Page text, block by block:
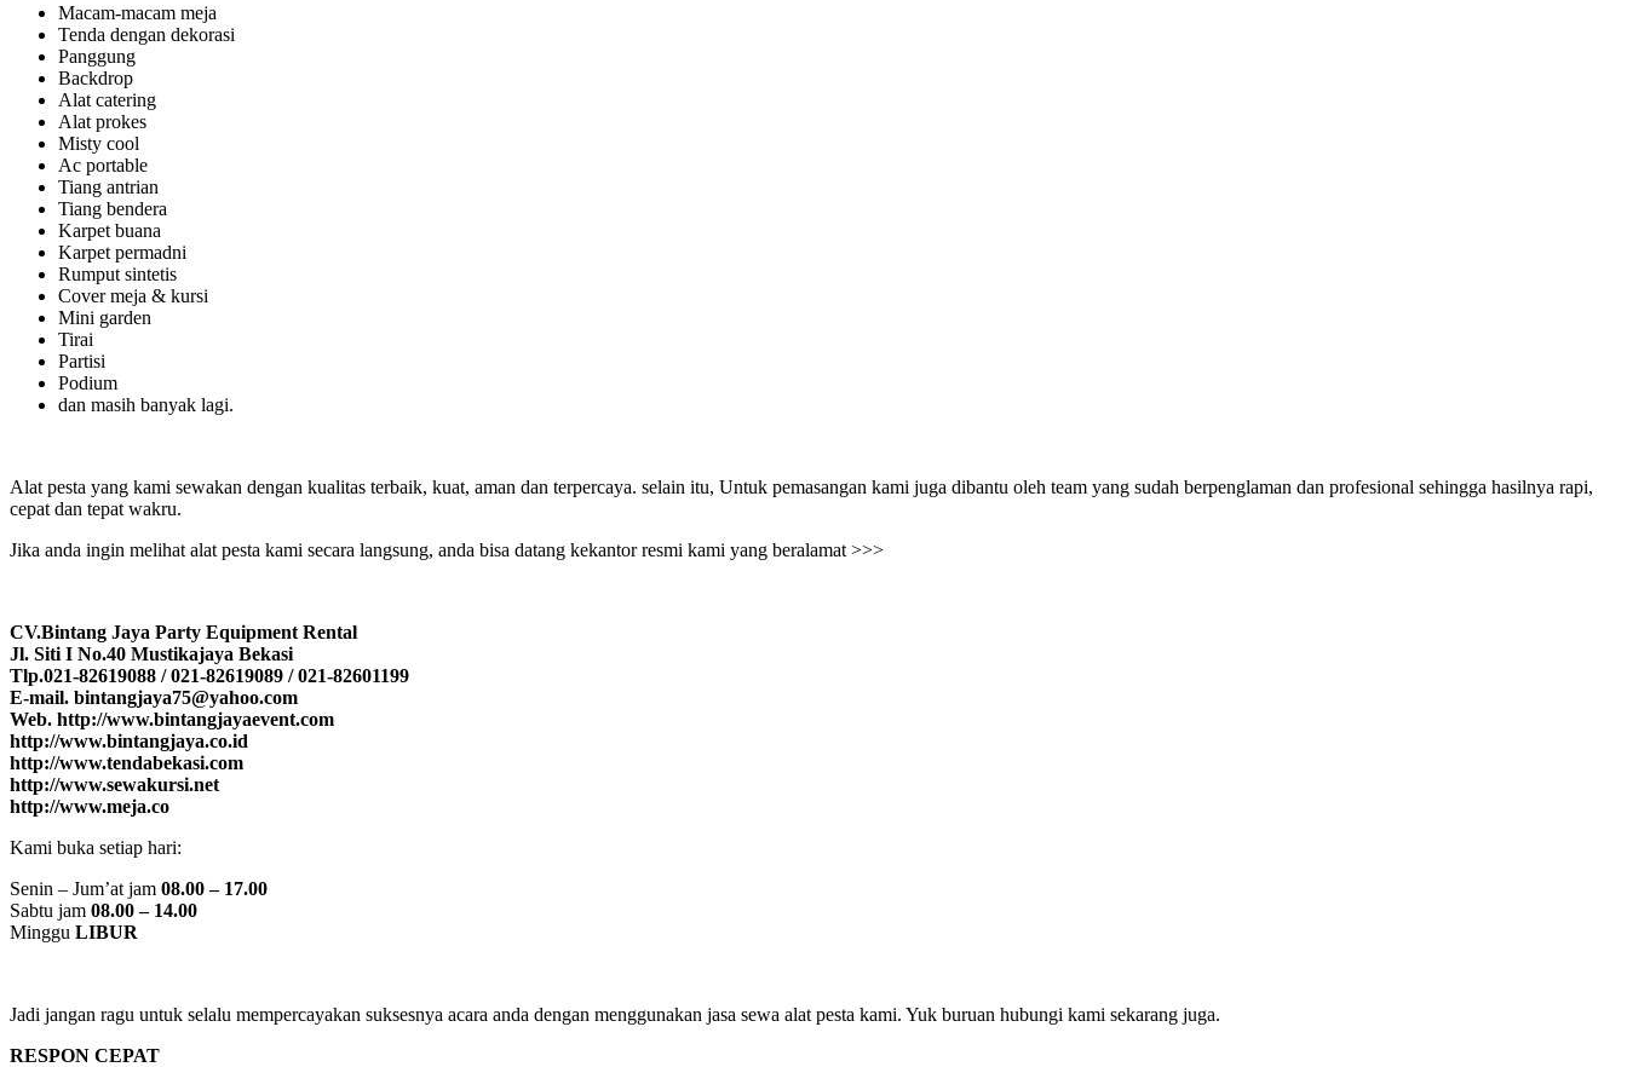
Macam-macam meja
Tenda dengan dekorasi
Panggung
Backdrop
Alat catering
Alat prokes
Misty cool
Ac portable
Tiang antrian
Tiang bendera
Karpet buana
Karpet permadni
Rumput sintetis
Cover meja & kursi
Mini garden
Tirai
Partisi
Podium
dan masih banyak lagi.
Alat pesta yang kami sewakan dengan kualitas terbaik, kuat, aman dan terpercaya. selain itu, Untuk pemasangan kami juga dibantu oleh team yang sudah berpenglaman dan profesional sehingga hasilnya rapi,
cepat dan tepat wakru.
Jika anda ingin melihat alat pesta kami secara langsung, anda bisa datang kekantor resmi kami yang beralamat >>>
CV.Bintang Jaya Party Equipment Rental
Jl. Siti I No.40 Mustikajaya Bekasi
Tlp.021-82619088 / 021-82619089 / 021-82601199
E-mail. bintangjaya75@yahoo.com
Web. http://www.bintangjayaevent.com
http://www.bintangjaya.co.id
http://www.tendabekasi.com
http://www.sewakursi.net
http://www.meja.co
Kami buka setiap hari:
Senin – Jum’at jam 08.00 – 17.00
Sabtu jam 08.00 – 14.00
Minggu LIBUR
Jadi jangan ragu untuk selalu mempercayakan suksesnya acara anda dengan menggunakan jasa sewa alat pesta kami. Yuk buruan hubungi kami sekarang juga.
RESPON CEPAT